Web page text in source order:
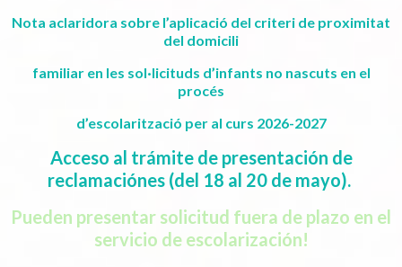
Nota aclaridora sobre l’aplicació del criteri de proximitat
del domicili
familiar en les sol·licituds d’infants no nascuts en el
procés
d’escolarització per al curs 2026-2027
Acceso al trámite de presentación de
reclamaciónes (del 18 al 20 de mayo).
Pueden presentar solicitud fuera de plazo en el
servicio de escolarización!